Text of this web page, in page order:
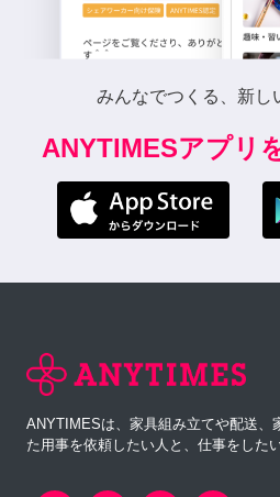
みんなでつくる、新し
ANYTIMESアプリ
ANYTIMESは、家具組み立てや配送、
た用事を依頼したい人と、仕事をした